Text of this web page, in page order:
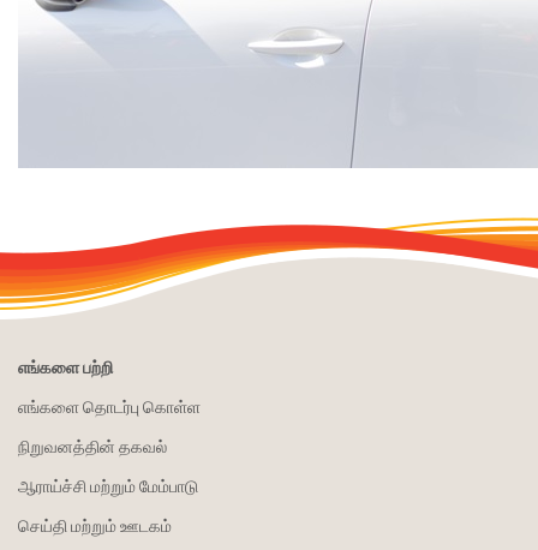
எங்களை பற்றி
எங்களை தொடர்பு கொள்ள
நிறுவனத்தின் தகவல்
ஆராய்ச்சி மற்றும் மேம்பாடு
செய்தி மற்றும் ஊடகம்